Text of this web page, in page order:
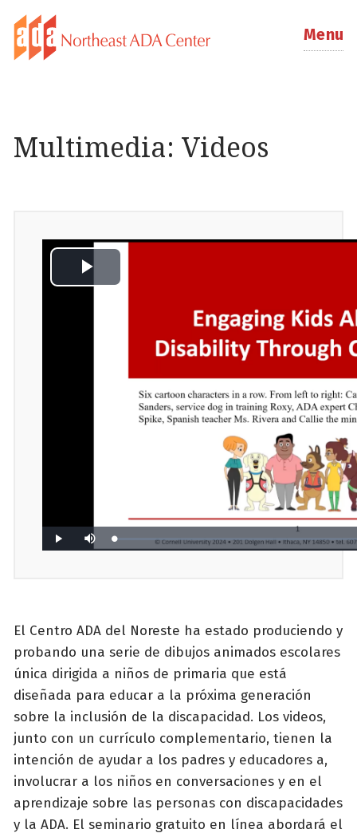
Menu
Multimedia: Videos
El Centro ADA del Noreste ha estado produciendo y
probando una serie de dibujos animados escolares
única dirigida a niños de primaria que está
diseñada para educar a la próxima generación
sobre la inclusión de la discapacidad. Los videos,
junto con un currículo complementario, tienen la
intención de ayudar a los padres y educadores a,
involucrar a los niños en conversaciones y en el
aprendizaje sobre las personas con discapacidades
y la ADA. El seminario gratuito en línea abordará el